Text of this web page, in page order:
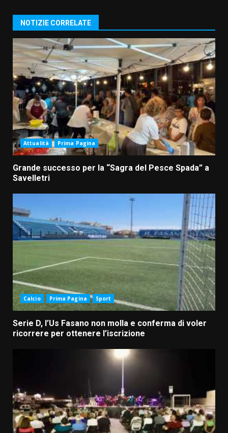
NOTIZIE CORRELATE
Attualità Prima Pagina
Grande successo per la “Sagra del Pesce Spada” a
Savelletri
Calcio Prima Pagina Sport
Serie D, l’Us Fasano non molla e conferma di voler
ricorrere per ottenere l’iscrizione